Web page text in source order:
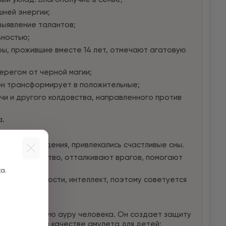
энергии;
талантов;
прожившие вместе 14 лет, отмечают агатовую
от черной магии;
трансформирует в положительные;
и другого колдовства, направленного против
сновидения, привлекались счастливые сны.
богатство, отталкивают врагов, помогают
способности, интеллект, поэтому советуется
очищающую ауру человека. Он создает защиту
в качестве амулета для детей;